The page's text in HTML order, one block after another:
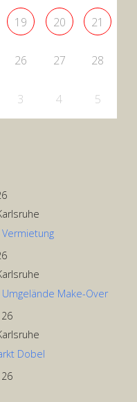
19 20 21
26 27 28
3 4 5
Make-Over
Dobel